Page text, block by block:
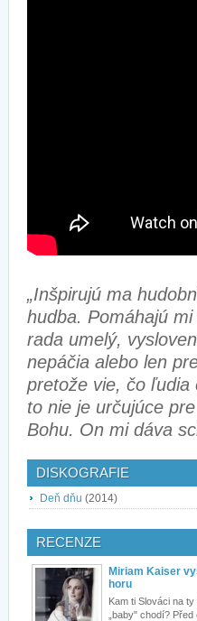
„Inšpirujú ma
hudba. Pomáhajú
rada umelý,
nepáčia alebo len
pretože vie, čo ľudia
to nie je určujúce
Bohu. On mi dáva
DISKOGRAFIE
Deň dňu (2014)
RECENZE
Miriam Kaiser
horu
Kam ti Slováci na
„baby" chodí?